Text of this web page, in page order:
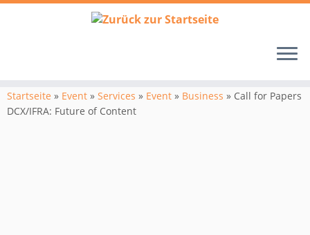
Inhalt
springen
Startseite » Event » Services » Event » Business » Call for Papers
DCX/IFRA: Future of Content